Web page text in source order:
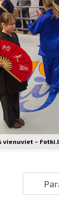
Rīgā –
un papīra
vai
–